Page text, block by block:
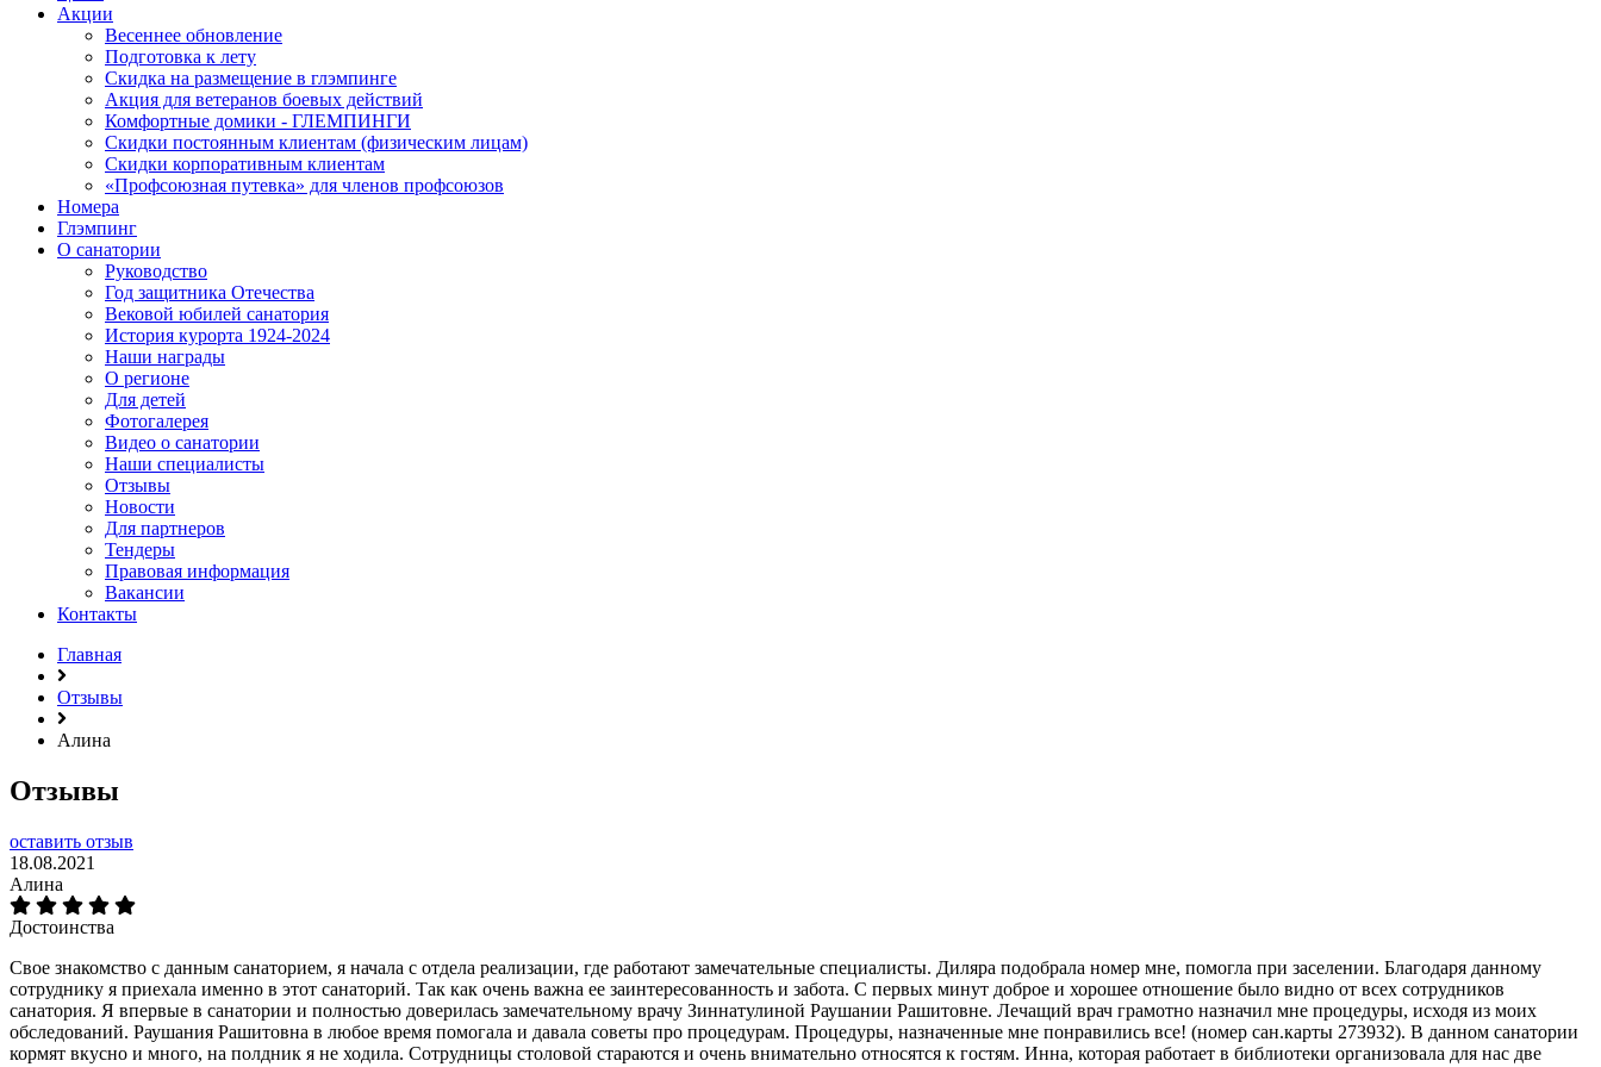
Акции
Весеннее обновление
Подготовка к лету
Скидка на размещение в глэмпинге
Акция для ветеранов боевых действий
Комфортные домики - ГЛЕМПИНГИ
Скидки постоянным клиентам (физическим лицам)
Скидки корпоративным клиентам
«Профсоюзная путевка» для членов профсоюзов
Номера
Глэмпинг
О санатории
Руководство
Год защитника Отечества
Вековой юбилей санатория
История курорта 1924-2024
Наши награды
О регионе
Для детей
Фотогалерея
Видео о санатории
Наши специалисты
Отзывы
Новости
Для партнеров
Тендеры
Правовая информация
Вакансии
Контакты
Главная
Отзывы
Алина
Отзывы
оставить отзыв
18.08.2021
Алина
Достоинства
Свое знакомство с данным санаторием, я начала с отдела реализации, где работают замечательные специалисты. Диляра подобрала номер мне, помогла при заселении. Благодаря данному
сотруднику я приехала именно в этот санаторий. Так как очень важна ее заинтересованность и забота. С первых минут доброе и хорошее отношение было видно от всех сотрудников
санатория. Я впервые в санатории и полностью доверилась замечательному врачу Зиннатулиной Раушании Рашитовне. Лечащий врач грамотно назначил мне процедуры, исходя из моих
обследований. Раушания Рашитовна в любое время помогала и давала советы про процедурам. Процедуры, назначенные мне понравились все! (номер сан.карты 273932). В данном санатории
кормят вкусно и много, на полдник я не ходила. Сотрудницы столовой стараются и очень внимательно относятся к гостям. Инна, которая работает в библиотеки организовала для нас две